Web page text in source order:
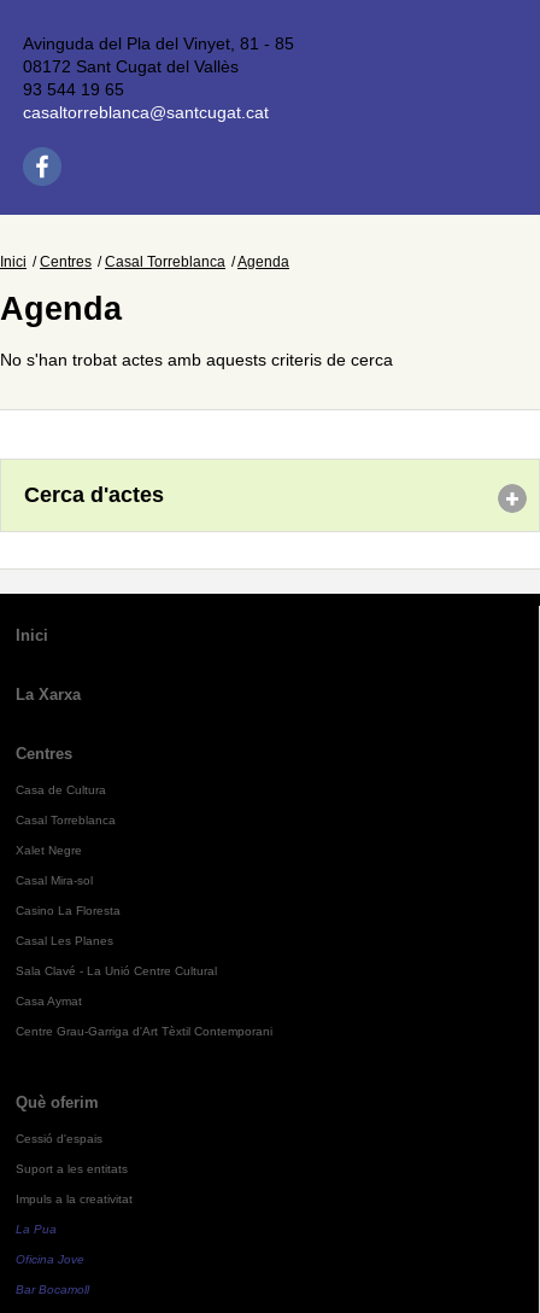
Avinguda del Pla del Vinyet, 81 - 85
08172 Sant Cugat del Vallès
93 544 19 65
casaltorreblanca@santcugat.cat
Inici Centres Casal Torreblanca Agenda
Agenda
No s'han trobat actes amb aquests criteris de cerca
Cerca d'actes
Inici
La Xarxa
Centres
Casa de Cultura
Casal Torreblanca
Xalet Negre
Casal Mira-sol
Casino La Floresta
Casal Les Planes
Sala Clavé - La Unió Centre Cultural
Casa Aymat
Centre Grau-Garriga d'Art Tèxtil Contemporani
Què oferim
Cessió d'espais
Suport a les entitats
Impuls a la creativitat
La Pua
Oficina Jove
Bar Bocamoll